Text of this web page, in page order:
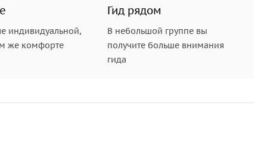
индивидуальной,
же комфорте
Гид рядом
В небольшой группе вы
получите больше внимания
гида